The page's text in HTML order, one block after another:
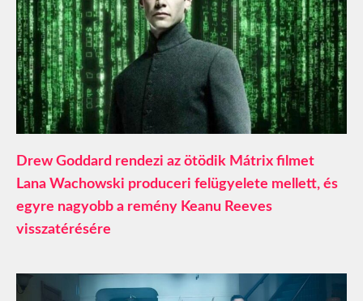
Drew Goddard rendezi az ötödik Mátrix filmet
Lana Wachowski produceri felügyelete mellett, és
egyre nagyobb a remény Keanu Reeves
visszatérésére